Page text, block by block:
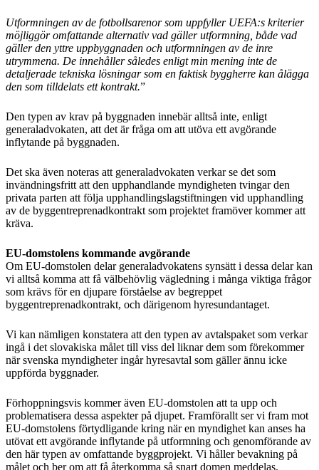
Utformningen av de fotbollsarenor som uppfyller UEFA:s kriterier
möjliggör omfattande alternativ vad gäller utformning, både vad
gäller den yttre uppbyggnaden och utformningen av de inre
utrymmena. De innehåller således enligt min mening inte de
detaljerade tekniska lösningar som en faktisk byggherre kan ålägga
den som tilldelats ett kontrakt.”
Den typen av krav på byggnaden innebär alltså inte, enligt
generaladvokaten, att det är fråga om att utöva ett avgörande
inflytande på byggnaden.
Det ska även noteras att generaladvokaten verkar se det som
invändningsfritt att den upphandlande myndigheten tvingar den
privata parten att följa upphandlingslagstiftningen vid upphandling
av de byggentreprenadkontrakt som projektet framöver kommer att
kräva.
EU-domstolens kommande avgörande
Om EU-domstolen delar generaladvokatens synsätt i dessa delar kan
vi alltså komma att få välbehövlig vägledning i många viktiga frågor
som krävs för en djupare förståelse av begreppet
byggentreprenadkontrakt, och därigenom hyresundantaget.
Vi kan nämligen konstatera att den typen av avtalspaket som verkar
ingå i det slovakiska målet till viss del liknar dem som förekommer
när svenska myndigheter ingår hyresavtal som gäller ännu icke
uppförda byggnader.
Förhoppningsvis kommer även EU-domstolen att ta upp och
problematisera dessa aspekter på djupet. Framförallt ser vi fram mot
EU-domstolens förtydligande kring när en myndighet kan anses ha
utövat ett avgörande inflytande på utformning och genomförande av
den här typen av omfattande byggprojekt. Vi håller bevakning på
målet och ber om att få återkomma så snart domen meddelas.